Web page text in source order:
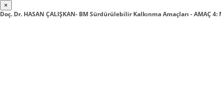
×
Doç. Dr. HASAN ÇALIŞKAN- BM Sürdürülebilir Kalkınma Amaçları - AMAÇ 4: